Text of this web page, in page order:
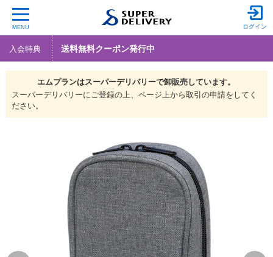
MENU ログイン
入会特典 送料無料クーポン発行中
エムプランはスーパーデリバリーで卸販売しています。
スーパーデリバリーにご登録の上、ページ上から取引の申請をしてく
ださい。